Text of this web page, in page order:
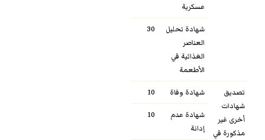
عسكرية
شهادة تحليل
العناصر
الغذائية في
الأطعمة
30
تصديق
شهادات
أخرى غير
مذكورة في
شهادة وفاة
10
شهادة عدم
إدانة
10